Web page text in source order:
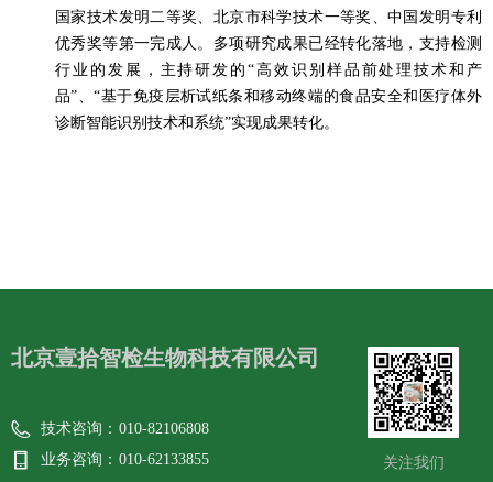
国家技术发明二等奖、北京市科学技术一等奖、中国发明专利
优秀奖等第一完成人。多项研究成果已经转化落地，支持检测
行业的发展，主持研发的“高效识别样品前处理技术和产
品”、“基于免疫层析试纸条和移动终端的食品安全和医疗体外
诊断智能识别技术和系统”实现成果转化。
关注我们
北京壹拾智检生物科技有限公司
技术咨询： 010-82106808
业务咨询： 010-62133855